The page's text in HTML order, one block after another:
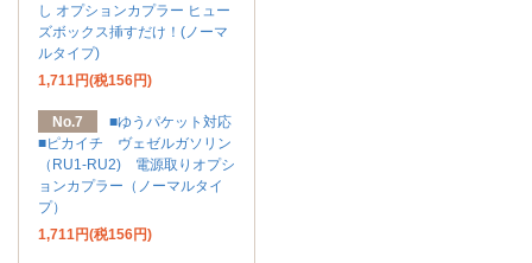
し オプションカプラー ヒュー
ズボックス挿すだけ！(ノーマ
ルタイプ)
1,711円(税156円)
No.7
■ゆうパケット対応
■ピカイチ ヴェゼルガソリン
（RU1-RU2) 電源取りオプシ
ョンカプラー（ノーマルタイ
プ）
1,711円(税156円)